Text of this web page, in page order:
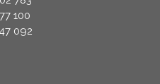
100
092